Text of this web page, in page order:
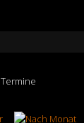
Termine